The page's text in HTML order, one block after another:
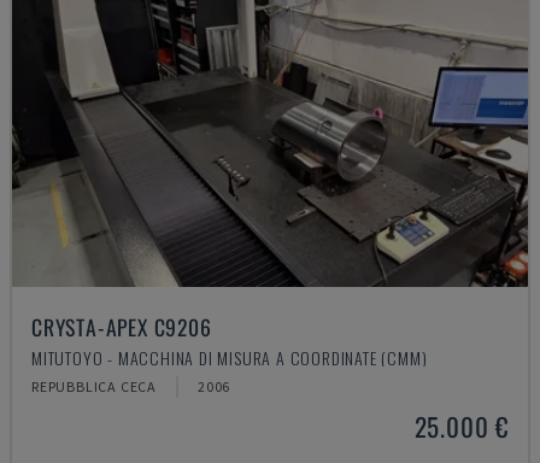
CRYSTA-APEX C9206
MITUTOYO - MACCHINA DI MISURA A COORDINATE (CMM)
REPUBBLICA CECA 2006
25.000 €